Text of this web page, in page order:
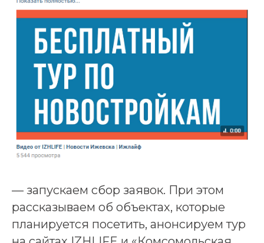
— запускаем сбор заявок. При этом
рассказываем об объектах, которые
планируется посетить, анонсируем тур